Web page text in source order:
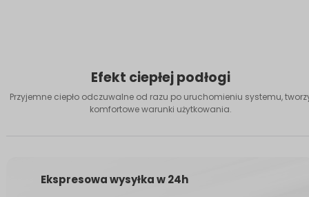
Efekt ciepłej podłogi
Przyjemne ciepło odczuwalne od razu po uruchomieniu systemu,
komfortowe warunki użytkowania.
Ekspresowa wysyłka w 24h